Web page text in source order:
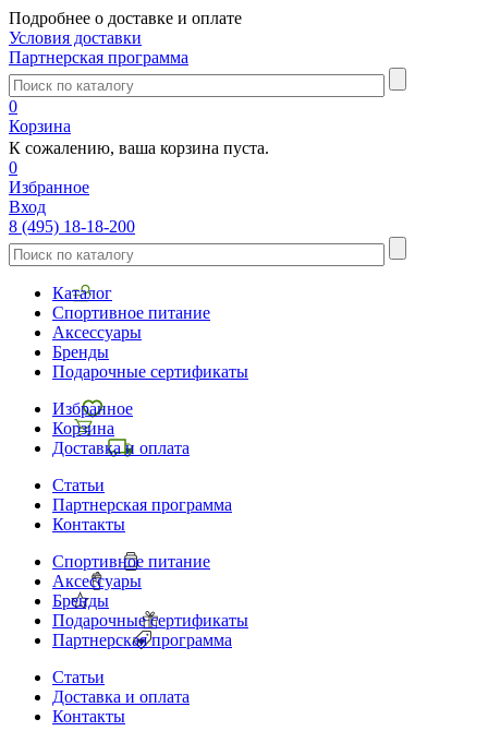
Подробнее о доставке и оплате
Условия доставки
Партнерская программа
0
Корзина
К сожалению, ваша корзина пуста.
0
Избранное
Вход
8 (495) 18-18-200
Каталог
Спортивное питание
Аксессуары
Бренды
Подарочные сертификаты
Избранное
Корзина
Доставка и оплата
Статьи
Партнерская программа
Контакты
Спортивное питание
Аксессуары
Бренды
Подарочные сертификаты
Партнерская программа
Статьи
Доставка и оплата
Контакты